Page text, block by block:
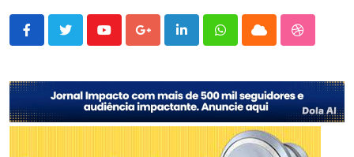
YoutubeGoogle+LinkedInWhatsappCloud